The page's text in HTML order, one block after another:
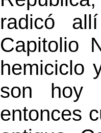
radicó
Capitolio
hemiciclo
son hoy
entonces